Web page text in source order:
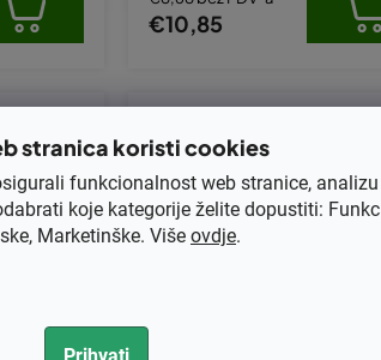
stranica koristi cookies
funkcionalnost web stranice,
koje kategorije želite dopustiti:
Marketinške. Više ovdje.
Prihvati
€10,85